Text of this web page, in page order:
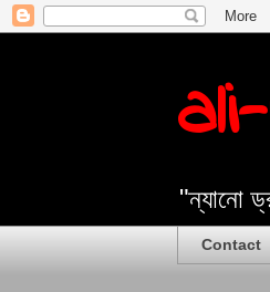
"ন্যানো
Contact